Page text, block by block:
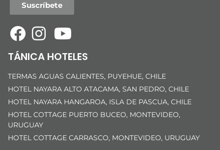
Suscríbete
TÁNICA HOTELES
TERMAS AGUAS CALIENTES, PUYEHUE, CHILE
HOTEL NAYARA ALTO ATACAMA, SAN PEDRO, CHILE
HOTEL NAYARA HANGAROA, ISLA DE PASCUA, CHILE
HOTEL COTTAGE PUERTO BUCEO, MONTEVIDEO,
URUGUAY
HOTEL COTTAGE CARRASCO, MONTEVIDEO, URUGUAY